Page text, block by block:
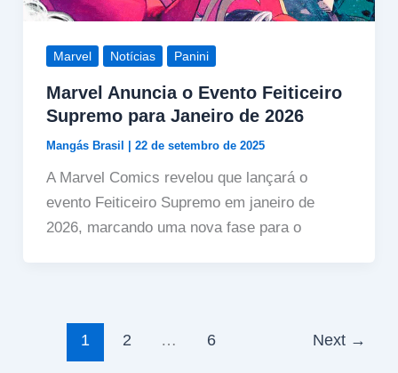
Marvel Notícias Panini
Marvel Anuncia o Evento Feiticeiro
Supremo para Janeiro de 2026
Mangás Brasil 22 de setembro de 2025
A Marvel Comics revelou que lançará o
evento Feiticeiro Supremo em janeiro de
2026, marcando uma nova fase para o
1 2 … 6 Next →